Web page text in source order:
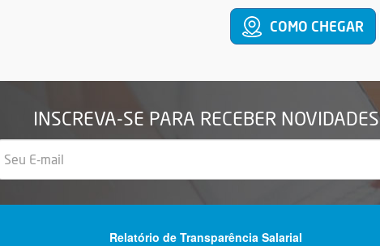
COMO CHEGAR
INSCREVA-SE PARA RECEBER NOVIDADES
Relatório de Transparência Salarial